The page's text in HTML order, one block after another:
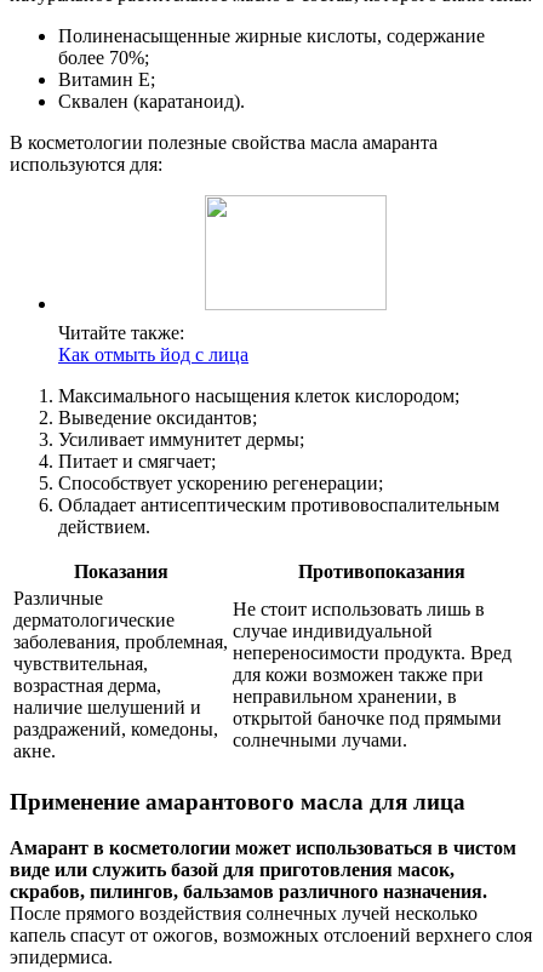
Полиненасыщенные жирные кислоты, содержание
более 70%;
Витамин Е;
Сквален (каратаноид).
В косметологии полезные свойства масла амаранта
используются для:
Читайте также:
Как отмыть йод с лица
Максимального насыщения клеток кислородом;
Выведение оксидантов;
Усиливает иммунитет дермы;
Питает и смягчает;
Способствует ускорению регенерации;
Обладает антисептическим противовоспалительным
действием.
Показания
Противопоказания
Различные
дерматологические
заболевания, проблемная,
чувствительная,
возрастная дерма,
наличие шелушений и
раздражений, комедоны,
акне.
Не стоит использовать лишь в
случае индивидуальной
непереносимости продукта. Вред
для кожи возможен также при
неправильном хранении, в
открытой баночке под прямыми
солнечными лучами.
Применение амарантового масла для лица
Амарант в косметологии может использоваться в чистом
виде или служить базой для приготовления масок,
скрабов, пилингов, бальзамов различного назначения.
После прямого воздействия солнечных лучей несколько
капель спасут от ожогов, возможных отслоений верхнего слоя
эпидермиса.